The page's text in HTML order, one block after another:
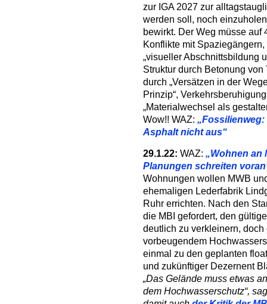
zur IGA 2027 zur
werden soll, noch
bewirkt. Der Weg müsse auf
Konflikte mit
„visueller Abschnittsbildung
Struktur durch Betonung von
durch „Versätzen in der
Prinzip“,
„Materialwechsel als
Wow!! WAZ:
Asphalt nicht aus“
29.1.22: WAZ: „Wohnen an
Planungen schreiten
Wohnungen wollen MWB
ehemaligen Lederfabrik
Ruhr errichten. Nach den
die MBI gefordert, den
deutlich zu verkleinern,
vorbeugendem
einmal zu den geplanten
und zukünftiger Dezernent
„Das Gelände muss etwas
dem Hochwasserschutz“,